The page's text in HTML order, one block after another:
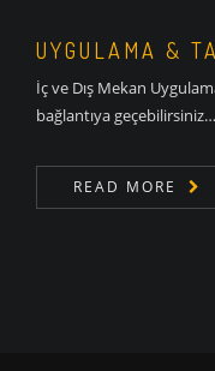
UYGULAMA &
İç ve Dış Mekan
bağlantıya geçebilirsiniz…
READ MORE